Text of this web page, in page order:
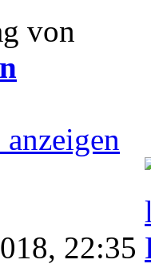
von
22:35